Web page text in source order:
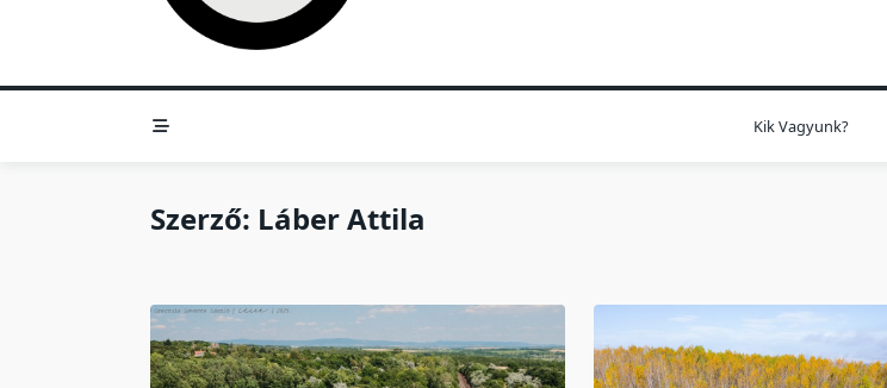
Kik Vagyunk?
Szerző: Láber Attila